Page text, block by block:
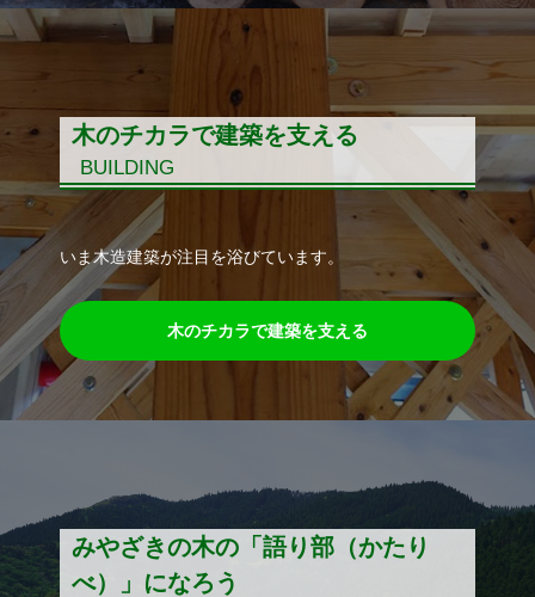
木のチカラで建築を支える
BUILDING
いま木造建築が注目を浴びています。
木のチカラで建築を支える
みやざきの木の「語り部（かたり
べ）」になろう